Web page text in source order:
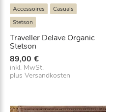
Accessoires
Casuals
Stetson
Traveller Delave Organic
Stetson
89,00 €
inkl. MwSt.
plus Versandkosten